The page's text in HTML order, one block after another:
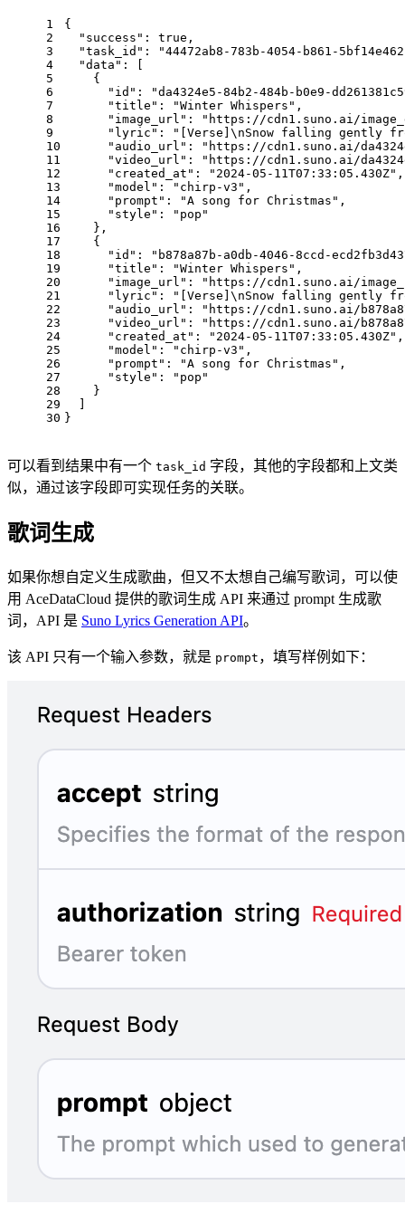
1
2
3
4
5
6
7
8
9
10
11
12
13
14
15
16
17
18
19
20
21
22
23
24
25
26
27
28
29
30
{
"success" : true ,
"task_id" :
"44472ab8-783b-4054-b861-
"data" : [
    {
"id" :
"da4324e5-84b2-484b-b0e9-
"title" : "Winter Whispers" ,
"image_url" :
"https://cdn1.suno.ai/
"lyric" :
"[Verse]\nSnow falling gently
"audio_url" :
"https://cdn1.suno.ai/
"video_url" :
"https://cdn1.suno.ai/
"created_at" : "2024-05-11T07:33:05.430Z" ,
"model" : "chirp-v3" ,
"prompt" : "A song for Christmas" ,
"style" :
"pop"
    },
    {
"id" :
"b878a87b-a0db-4046-8ccd-
"title" : "Winter Whispers" ,
"image_url" :
"https://cdn1.suno.ai/
"lyric" :
"[Verse]\nSnow falling gently
"audio_url" :
"https://cdn1.suno.ai/
"video_url" :
"https://cdn1.suno.ai/
"created_at" : "2024-05-11T07:33:05.430Z" ,
"model" : "chirp-v3" ,
"prompt" : "A song for Christmas" ,
"style" :
"pop"
    }
}
可以看到结果中有一个 task_id 字段，其他的字段都和上文类
似，通过该字段即可实现任务的关联。
歌词生成
如果你想自定义生成歌曲，但又不太想自己编写歌词，可以使
用 AceDataCloud 提供的歌词生成 API 来通过 prompt 生成歌
词，API 是 Suno Lyrics Generation API。
该 API 只有一个输入参数，就是 prompt ，填写样例如下：